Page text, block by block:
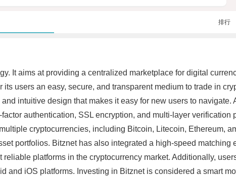
排行
It aims at providing a centralized marketplace for digital
users an easy, secure, and transparent medium to trade in
intuitive design that makes it easy for new users to navigate.
authentication, SSL encryption, and multi-layer verification
cryptocurrencies, including Bitcoin, Litecoin, Ethereum,
portfolios. Bitznet has also integrated a high-speed matching
platforms in the cryptocurrency market. Additionally,
iOS platforms. Investing in Bitznet is considered a smart